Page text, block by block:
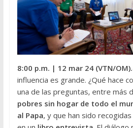
8:00 p.m. | 12 mar 24 (VTN/OM
influencia es grande. ¿Qué hace
una de las preguntas, entre más
pobres sin hogar de todo el
al Papa, y que han sido